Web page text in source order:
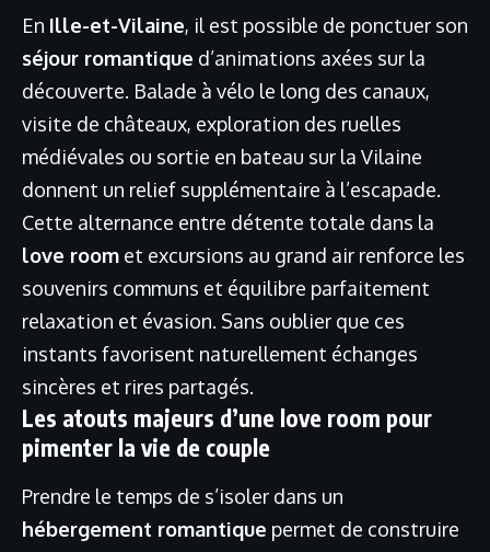
En Ille-et-Vilaine, il est possible de ponctuer son
séjour romantique d’animations axées sur la
découverte. Balade à vélo le long des canaux,
visite de châteaux, exploration des ruelles
médiévales ou sortie en bateau sur la Vilaine
donnent un relief supplémentaire à l’escapade.
Cette alternance entre détente totale dans la
love room et excursions au grand air renforce les
souvenirs communs et équilibre parfaitement
relaxation et évasion. Sans oublier que ces
instants favorisent naturellement échanges
sincères et rires partagés.
Les atouts majeurs d’une love room pour
pimenter la vie de couple
Prendre le temps de s’isoler dans un
hébergement romantique permet de construire